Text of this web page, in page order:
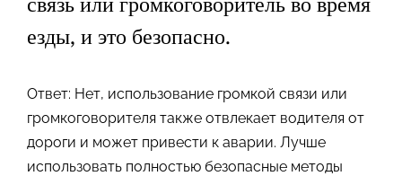
езды, и это безопасно.
Ответ: Нет, использование громкой связи или
громкоговорителя также отвлекает водителя от
дороги и может привести к аварии. Лучше
использовать полностью безопасные методы